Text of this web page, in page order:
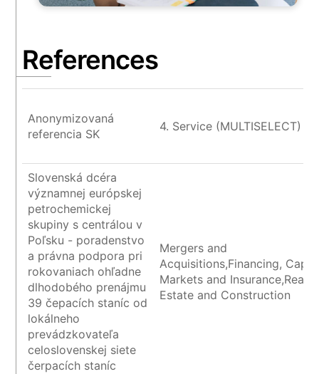
References
Anonymizovaná
referencia SK
4. Service (MULTISELECT)
Slovenská dcéra
významnej európskej
petrochemickej
skupiny s centrálou v
Poľsku - poradenstvo
a právna podpora pri
rokovaniach ohľadne
dlhodobého prenájmu
39 čepacích staníc od
lokálneho
prevádzkovateľa
celoslovenskej siete
čerpacích staníc
Mergers and
Acquisitions,Financing,
Markets and Insurance,Real
Estate and Construction